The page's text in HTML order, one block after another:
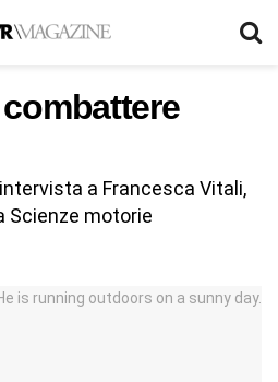
a Francesca Vitali,
Scienze motorie